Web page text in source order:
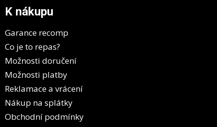
K nákupu
Garance recomp
Co je to repas?
Možnosti doručení
Možnosti platby
Reklamace a vrácení
Nákup na splátky
Obchodní podmínky